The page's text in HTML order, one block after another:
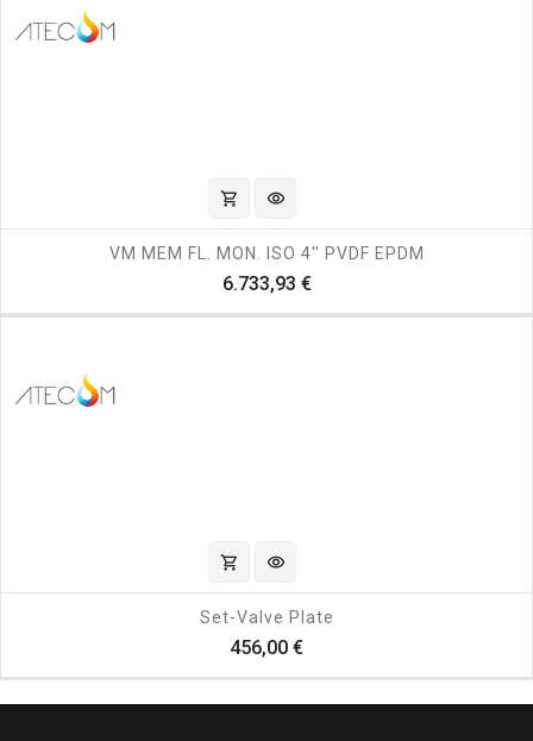
shopping_cart visibility
VM MEM FL. MON. ISO 4'' PVDF EPDM
6.733,93 €Prezzo
shopping_cart visibility
Set-Valve Plate
456,00 €Prezzo